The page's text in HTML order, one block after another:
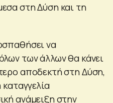
στη Δύση και τη
να
των άλλων θα κάνει
αποδεκτή στη Δύση,
ανάμειξη στην